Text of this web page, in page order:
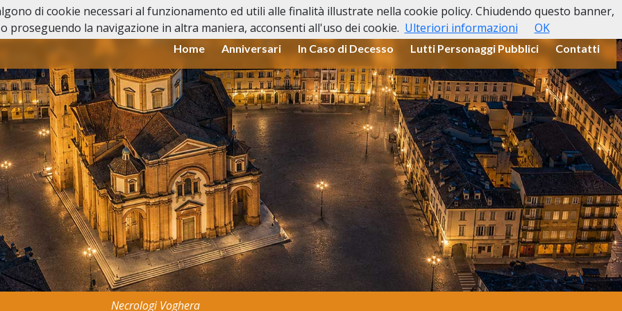
Home Anniversari In Caso di Decesso Lutti Personaggi Pubblici Contatti
Necrologi Voghera
di cookie necessari al funzionamento ed utili alle finalità illustrate nella cookie policy. Chiudendo questo banner,
proseguendo la navigazione in altra maniera, acconsenti all'uso dei cookie. Ulteriori informazioni OK